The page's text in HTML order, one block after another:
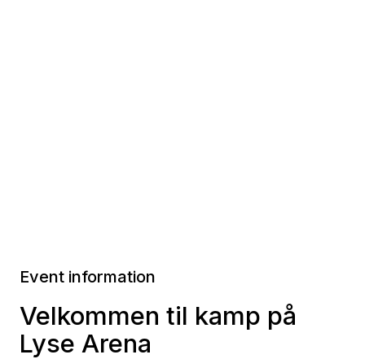
Event information
Velkommen til kamp på
Lyse Arena